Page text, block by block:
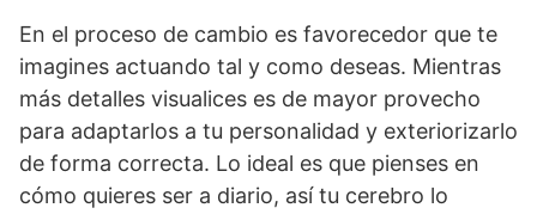
En el proceso de cambio es favorecedor que te
imagines actuando tal y como deseas. Mientras
más detalles visualices es de mayor provecho
para adaptarlos a tu personalidad y exteriorizarlo
de forma correcta. Lo ideal es que pienses en
cómo quieres ser a diario, así tu cerebro lo